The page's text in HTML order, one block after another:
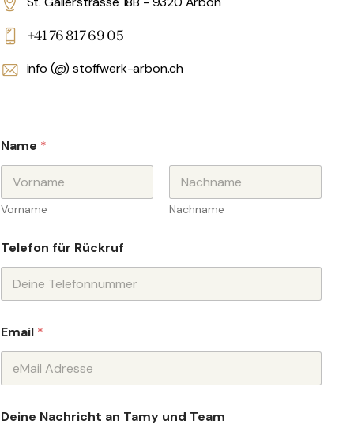
+41 76 817 69 05
info (@) stoffwerk-arbon.ch
Name *
Vorname Nachname
n
d
e
m
a
n
Telefon für Rückruf
Email *
Deine Nachricht an Tamy und Team